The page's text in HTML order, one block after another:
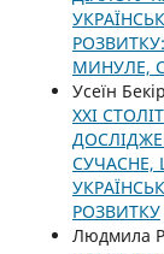
МИНУЛЕ,
Усеїн
ХХІ
СУЧАСНЕ,
РОЗВИТКУ
Людмила